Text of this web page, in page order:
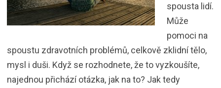
spousta lidí.
Může
pomoci na
spoustu zdravotních problémů, celkově zklidní tělo,
mysl i duši. Když se rozhodnete, že to vyzkoušíte,
najednou přichází otázka, jak na to? Jak tedy